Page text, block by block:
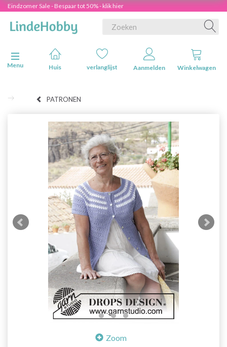
Eindzomer Sale - Bespaar tot 50% - klik hier
Navigatie in-/uitschakelen
Menu
Huis verlanglijst Aanmelden Winkelwagen
PATRONEN
Zoom